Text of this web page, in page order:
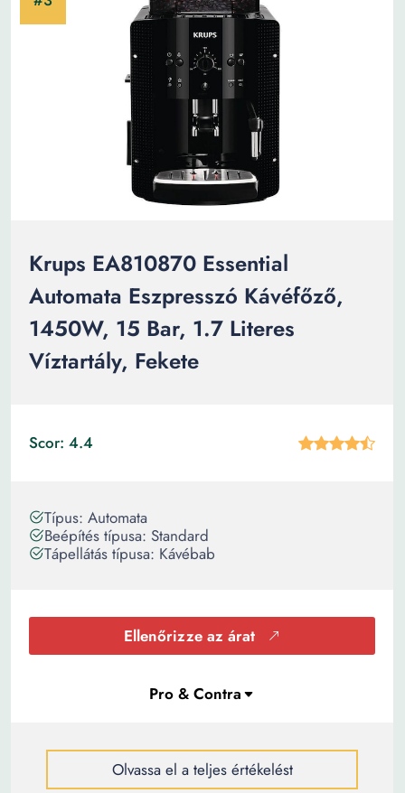
Krups EA810870 Essential
Automata Eszpresszó Kávéfőző,
1450W, 15 Bar, 1.7 Literes
Víztartály, Fekete
Scor: 4.4
Típus: Automata
Beépítés típusa: Standard
Tápellátás típusa: Kávébab
Ellenőrizze az árat
Olvassa el a teljes értékelést